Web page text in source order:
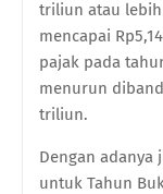
triliun atau lebih
mencapai
pajak pada
menurun
triliun.
Dengan
untuk Tahun